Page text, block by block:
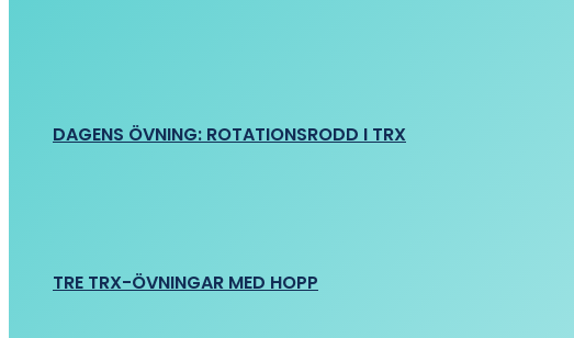
DAGENS ÖVNING: ROTATIONSRODD I TRX
TRE TRX-ÖVNINGAR MED HOPP